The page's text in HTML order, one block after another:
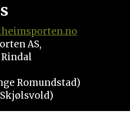
AS,
Rindal
Romundstad)
Skjølsvold)